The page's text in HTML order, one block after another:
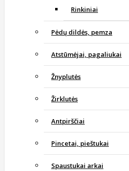
Rinkiniai
Pėdų dildės, pemza
Atstūmėjai, pagaliukai
Žnyplutės
Žirklutės
Antpirščiai
Pincetai, pieštukai
Spaustukai arkai